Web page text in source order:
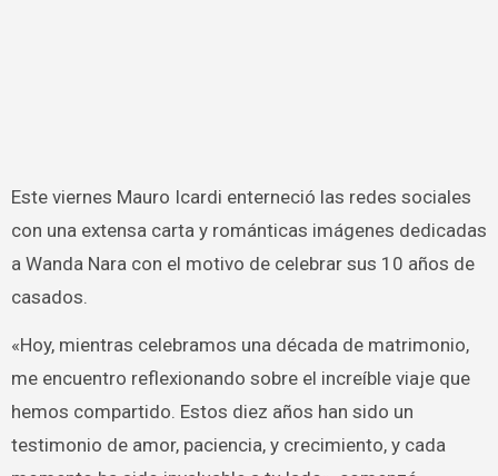
Este viernes Mauro Icardi enterneció las redes sociales
con una extensa carta y románticas imágenes dedicadas
a Wanda Nara con el motivo de celebrar sus 10 años de
casados.
«Hoy, mientras celebramos una década de matrimonio,
me encuentro reflexionando sobre el increíble viaje que
hemos compartido. Estos diez años han sido un
testimonio de amor, paciencia, y crecimiento, y cada